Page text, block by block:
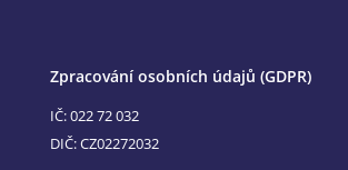
Zpracování osobních údajů (GDPR)
IČ: 022 72 032
DIČ: CZ02272032